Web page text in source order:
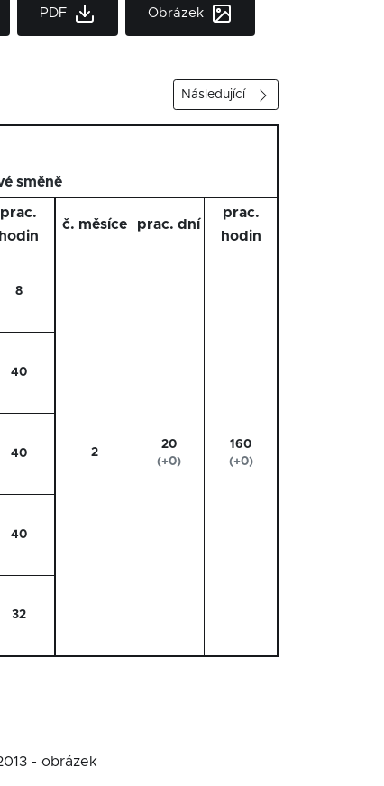
PDF Obrázek
Následující
směně
prac.
hodin
č. měsíce prac. dní
prac.
hodin
8
2
20
(+0)
160
(+0)
40
40
40
32
- obrázek